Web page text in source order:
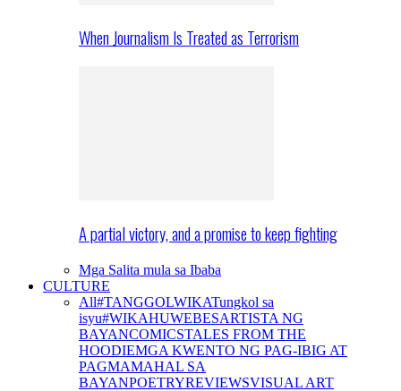
When Journalism Is Treated as Terrorism
A partial victory, and a promise to keep fighting
Mga Salita mula sa Ibaba
CULTURE
All#TANGGOLWIKATungkol sa
isyu#WIKAHUWEBESARTISTA NG
BAYANCOMICSTALES FROM THE
HOODIEMGA KWENTO NG PAG-IBIG AT
PAGMAMAHAL SA
BAYANPOETRYREVIEWSVISUAL ART